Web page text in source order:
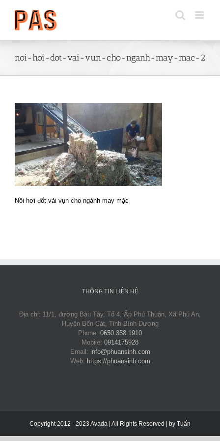
content
noi-hoi-dot-vai-vun-cho-nganh-may-mac-2
Nồi hơi đốt vải vụn cho ngành may mặc
THÔNG TIN LIÊN HỆ
Địa chỉ: 11/1, đường Bàu Tây, Tổ 4, Ấp Phú Thuận, Xã Phú An,
Huyện Bến Cát, Tỉnh Bình Dương
Phone: 0650.358.1910
Mobile: 0914175928
Email: info@phuansinh.com
Web: https://phuansinh.com
Copyright 2012 - 2023 Avada | All Rights Reserved | by Tuấn